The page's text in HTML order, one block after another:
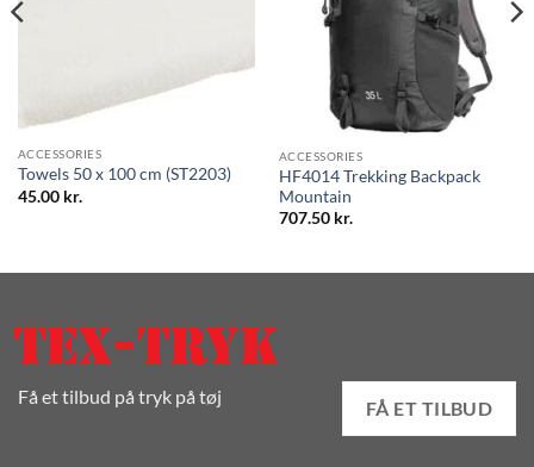
ACCESSORIES
Towels 50 x 100 cm (ST2203)
45.00 kr.
ACCESSORIES
HF4014 Trekking Backpack
Mountain
707.50 kr.
Få et tilbud på tryk på tøj
FÅ ET TILBUD